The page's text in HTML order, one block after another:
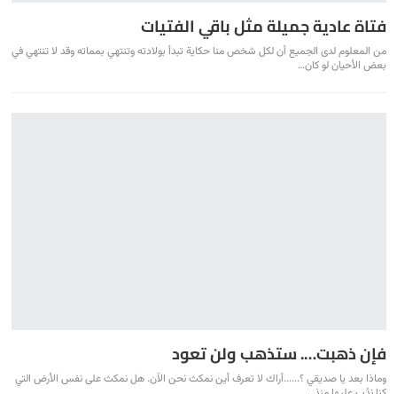
فتاة عادية جميلة مثل باقي الفتيات
من المعلوم لدى الجميع أن لكل شخص منا حكاية تبدأ بولادته وتنتهي بمماته وقد لا تنتهي في
بعض الأحيان لو كان…
فإن ذهبت…. ستذهب ولن تعود
وماذا بعد يا صديقي ؟......أراك لا تعرف أين نمكث نحن الآن. هل نمكث على نفس الأرض التي